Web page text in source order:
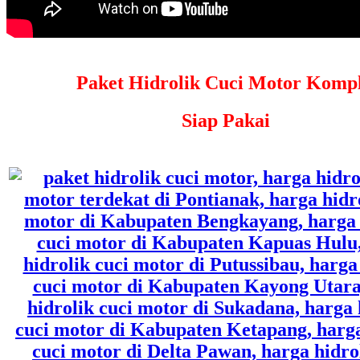
Paket Hidrolik Cuci Motor
Siap Pakai